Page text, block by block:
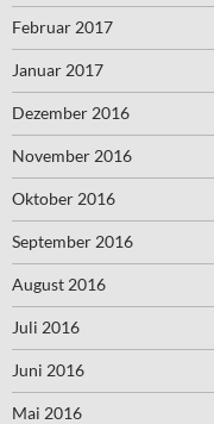
Februar 2017
Januar 2017
Dezember 2016
November 2016
Oktober 2016
September 2016
August 2016
Juli 2016
Juni 2016
Mai 2016